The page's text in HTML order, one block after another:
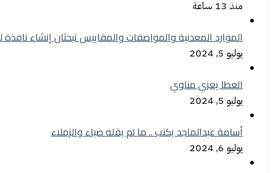
منذ 13 ساعة
الموارد المعدنية والمواصفات والمقاييس تبحثان إنشاء
يوليو 5, 2024
العطا يعزي مناوي
يوليو 5, 2024
أسامة عبدالماجد يكتب .. ما لم يقله ضياء والزملاء
يوليو 6, 2024